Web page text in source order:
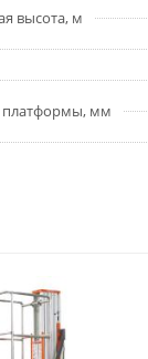
высота, м
платформы, мм